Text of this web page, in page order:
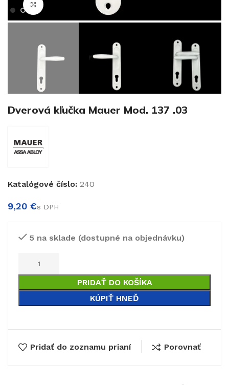
Klikni pre zväčšenie
Dverová kľučka Mauer Mod. 137 .03
Katalógové číslo: 240
€
5 na sklade (dostupné na objednávku)
PRIDAŤ DO KOŠÍKA
KÚPIŤ HNEĎ
Pridať do zoznamu prianí Porovnať
€